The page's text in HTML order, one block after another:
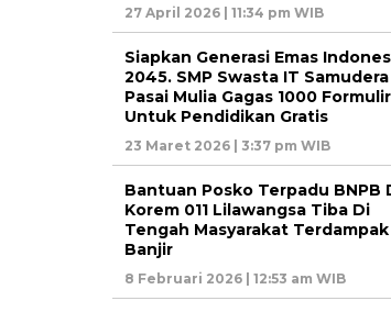
27 April 2026 | 11:34 pm WIB
Siapkan Generasi Emas
2045. SMP Swasta IT Samudera
Pasai Mulia Gagas 1000 Formulir
Untuk Pendidikan Gratis
23 Maret 2026 | 3:37 pm WIB
Bantuan Posko Terpadu BNPB
Korem 011 Lilawangsa Tiba Di
Tengah Masyarakat Terdampak
Banjir
8 Februari 2026 | 12:53 am WIB